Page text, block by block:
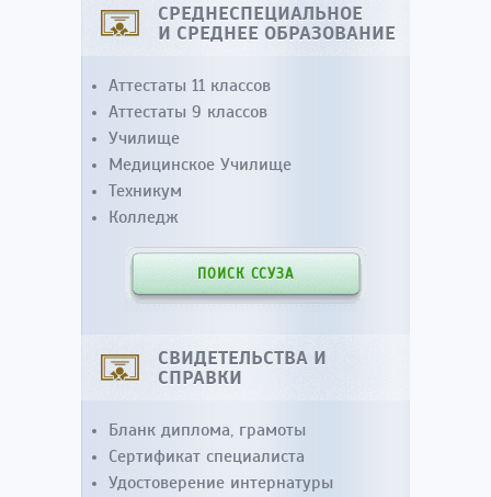
СРЕДНЕСПЕЦИАЛЬНОЕ
И СРЕДНЕЕ ОБРАЗОВАНИЕ
Аттестаты 11 классов
Аттестаты 9 классов
Училище
Медицинское Училище
Техникум
Колледж
ПОИСК ССУЗА
СВИДЕТЕЛЬСТВА И
СПРАВКИ
Бланк диплома, грамоты
Сертификат специалиста
Удостоверение интернатуры